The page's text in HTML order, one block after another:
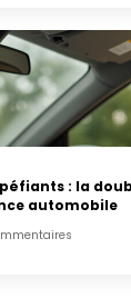
: la
automobile